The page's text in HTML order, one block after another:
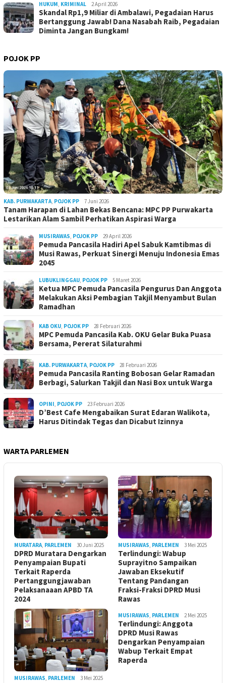
HUKUM, KRIMINAL 2 April 2026
Skandal Rp1,9 Miliar di Ambalawi, Pegadaian Harus
Bertanggung Jawab! Dana Nasabah Raib, Pegadaian
Diminta Jangan Bungkam!
POJOK PP
KAB. PURWAKARTA, POJOK PP 7 Juni 2026
Tanam Harapan di Lahan Bekas Bencana: MPC PP Purwakarta
Lestarikan Alam Sambil Perhatikan Aspirasi Warga
MUSIRAWAS, POJOK PP 29 April 2026
Pemuda Pancasila Hadiri Apel Sabuk Kamtibmas di
Musi Rawas, Perkuat Sinergi Menuju Indonesia Emas
2045
LUBUKLINGGAU, POJOK PP 5 Maret 2026
Ketua MPC Pemuda Pancasila Pengurus Dan Anggota
Melakukan Aksi Pembagian Takjil Menyambut Bulan
Ramadhan
KAB OKU, POJOK PP 28 Februari 2026
MPC Pemuda Pancasila Kab. OKU Gelar Buka Puasa
Bersama, Pererat Silaturahmi
KAB. PURWAKARTA, POJOK PP 28 Februari 2026
Pemuda Pancasila Ranting Bobosan Gelar Ramadan
Berbagi, Salurkan Takjil dan Nasi Box untuk Warga
OPINI, POJOK PP 23 Februari 2026
D’Best Cafe Mengabaikan Surat Edaran Walikota,
Harus Ditindak Tegas dan Dicabut Izinnya
WARTA PARLEMEN
MURATARA, PARLEMEN 30 Juni 2025
DPRD Muratara Dengarkan
Penyampaian Bupati
Terkait Raperda
Pertanggungjawaban
Pelaksanaaan APBD TA
2024
MUSIRAWAS, PARLEMEN 3 Mei 2025
Terlindungi: Wabup
Suprayitno Sampaikan
Jawaban Eksekutif
Tentang Pandangan
Fraksi-Fraksi DPRD Musi
Rawas
MUSIRAWAS, PARLEMEN 3 Mei 2025
MUSIRAWAS, PARLEMEN 2 Mei 2025
Terlindungi: Anggota
DPRD Musi Rawas
Dengarkan Penyampaian
Wabup Terkait Empat
Raperda